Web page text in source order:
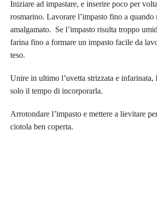
Iniziare ad impastare, e inserire poco per
rosmarino. Lavorare l’impasto fino a quando
amalgamato. Se l’impasto risulta troppo
farina fino a formare un impasto facile da
teso.
Unire in ultimo l’uvetta strizzata e infarinata,
solo il tempo di incorporarla.
Arrotondare l’impasto e mettere a lievitare
ciotola ben coperta.